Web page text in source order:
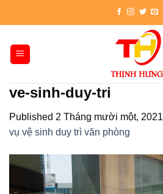
ve-sinh-duy-tri
Published 2 Tháng mười một, 2021
vụ vệ sinh duy trì văn phòng